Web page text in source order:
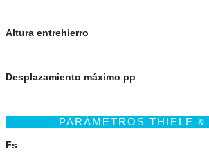
Altura entrehierro
Desplazamiento máximo pp
PARÁMETROS THIELE &
Fs